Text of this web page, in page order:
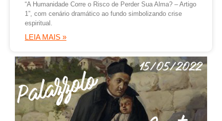
“A Humanidade Corre o Risco de Perder Sua Alma? – Artigo
1”, com cenário dramático ao fundo simbolizando crise
espiritual.
LEIA MAIS »